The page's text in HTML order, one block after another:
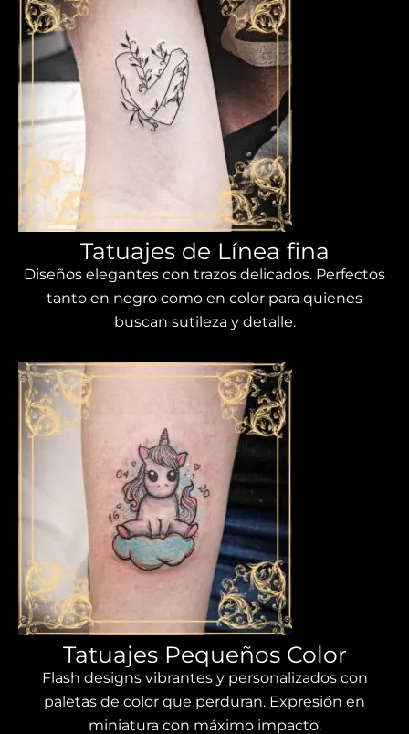
Tatuajes de Línea fina
Diseños elegantes con trazos delicados. Perfectos
tanto en negro como en color para quienes
buscan sutileza y detalle.
Tatuajes Pequeños Color
Flash designs vibrantes y personalizados con
paletas de color que perduran. Expresión en
miniatura con máximo impacto.